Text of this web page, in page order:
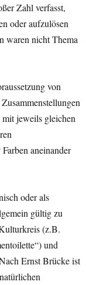
Zahl verfasst,
oder aufzulösen
waren nicht Thema
von
mit jeweils gleichen
aneinander
oder als
gültig zu
(z.B.
und
Ernst Brücke ist